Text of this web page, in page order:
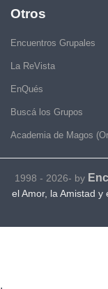
Otros
Encuentros Grupales
La ReVista
EnQués
Buscá los Grupos
Academia de Magos
1998 - 2026- by
el Amor, la Amistad
.